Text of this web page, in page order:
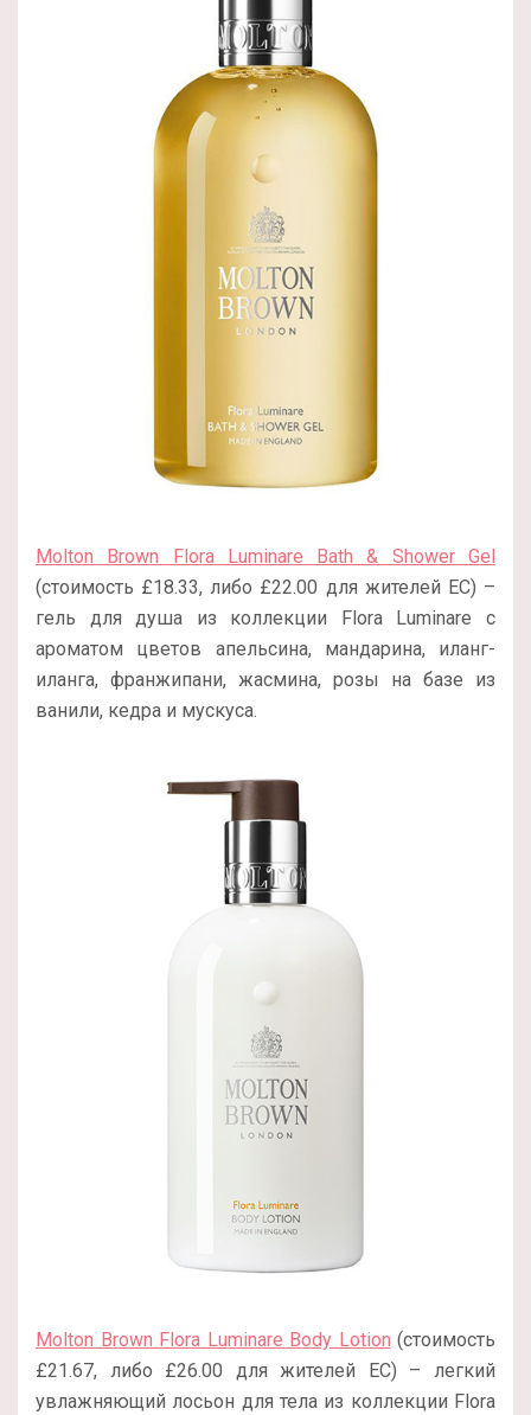
Molton Brown Flora Luminare Bath & Shower Gel
(стоимость £18.33, либо £22.00 для жителей ЕС) –
гель для душа из коллекции Flora Luminare с
ароматом цветов апельсина, мандарина, иланг-
иланга, франжипани, жасмина, розы на базе из
ванили, кедра и мускуса.
Molton Brown Flora Luminare Body Lotion (стоимость
£21.67, либо £26.00 для жителей ЕС) – легкий
увлажняющий лосьон для тела из коллекции Flora